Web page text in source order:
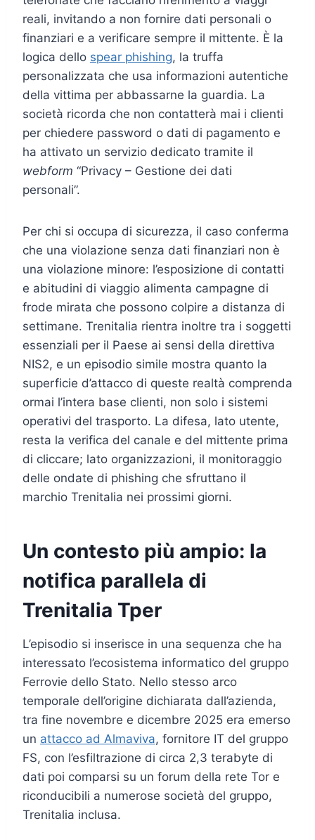
reali, invitando a non fornire dati personali o
finanziari e a verificare sempre il mittente. È la
logica dello spear phishing, la truffa
personalizzata che usa informazioni autentiche
della vittima per abbassarne la guardia. La
società ricorda che non contatterà mai i clienti
per chiedere password o dati di pagamento e
ha attivato un servizio dedicato tramite il
webform “Privacy – Gestione dei dati
personali”.
Per chi si occupa di sicurezza, il caso conferma
che una violazione senza dati finanziari non è
una violazione minore: l’esposizione di contatti
e abitudini di viaggio alimenta campagne di
frode mirata che possono colpire a distanza di
settimane. Trenitalia rientra inoltre tra i soggetti
essenziali per il Paese ai sensi della direttiva
NIS2, e un episodio simile mostra quanto la
superficie d’attacco di queste realtà comprenda
ormai l’intera base clienti, non solo i sistemi
operativi del trasporto. La difesa, lato utente,
resta la verifica del canale e del mittente prima
di cliccare; lato organizzazioni, il monitoraggio
delle ondate di phishing che sfruttano il
marchio Trenitalia nei prossimi giorni.
Un contesto più ampio: la
notifica parallela di
Trenitalia Tper
L’episodio si inserisce in una sequenza che ha
interessato l’ecosistema informatico del gruppo
Ferrovie dello Stato. Nello stesso arco
temporale dell’origine dichiarata dall’azienda,
tra fine novembre e dicembre 2025 era emerso
un attacco ad Almaviva, fornitore IT del gruppo
FS, con l’esfiltrazione di circa 2,3 terabyte di
dati poi comparsi su un forum della rete Tor e
riconducibili a numerose società del gruppo,
Trenitalia inclusa.